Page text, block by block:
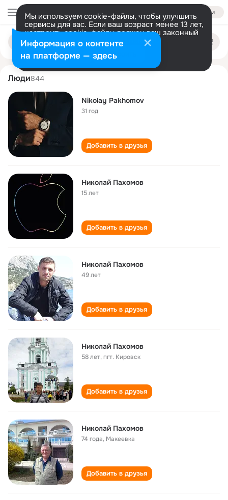
Войти
Мы используем cookie-файлы, чтобы улучшить
сервисы для вас. Если ваш возраст менее 13 лет,
настроить cookie-файлы должен ваш законный
представитель. Больше информации
Разрешить все Настроить
Поиск
людям
nikolay pakhomov
Люди844
Nikolay Pakhomov
31 год
Добавить в друзья
Николай Пахомов
15 лет
Добавить в друзья
Николай Пахомов
49 лет
Добавить в друзья
Николай Пахомов
58 лет,пгт. Кировск
Добавить в друзья
Николай Пахомов
74 года, Макеевка
Добавить в друзья
Информация о контенте
на платформе — здесь